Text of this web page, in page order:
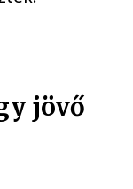
jövő